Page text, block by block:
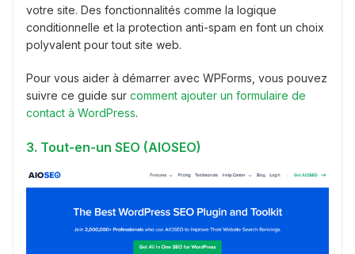
votre site. Des fonctionnalités comme la logique
conditionnelle et la protection anti-spam en font un choix
polyvalent pour tout site web.
Pour vous aider à démarrer avec WPForms, vous pouvez
suivre ce guide sur comment ajouter un formulaire de
contact à WordPress.
3. Tout-en-un SEO (AIOSEO)